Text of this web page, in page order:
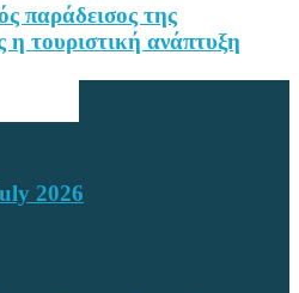
παράδεισος της
τουριστική ανάπτυξη
2026